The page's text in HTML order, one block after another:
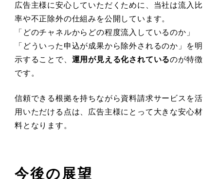
広告主様に安心していただくために、当社は流入比
率や不正除外の仕組みを公開しています。
「どのチャネルからどの程度流入しているのか」
「どういった申込が成果から除外されるのか」を明
示することで、 運用が見える化されているのが特徴
です。
信頼できる根拠を持ちながら資料請求サービスを活
用いただける点は、広告主様にとって大きな安心材
料となります。
今後の展望